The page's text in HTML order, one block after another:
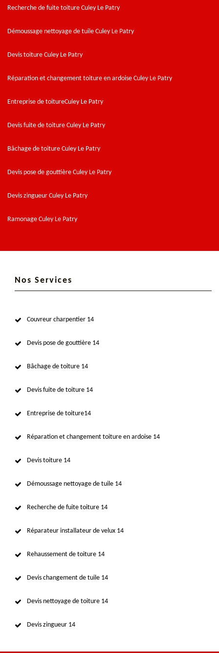
Recherche de fuite toiture Culey Le Patry
Démoussage nettoyage de tuile Culey Le Patry
Devis toiture Culey Le Patry
Réparation et changement toiture en ardoise Culey Le Patry
Entreprise de toitureCuley Le Patry
Devis fuite de toiture Culey Le Patry
Bâchage de toiture Culey Le Patry
Devis pose de gouttière Culey Le Patry
Devis zingueur Culey Le Patry
Ramonage Culey Le Patry
Nos Services
Couvreur charpentier 14
Devis pose de gouttière 14
Bâchage de toiture 14
Devis fuite de toiture 14
Entreprise de toiture14
Réparation et changement toiture en ardoise 14
Devis toiture 14
Démoussage nettoyage de tuile 14
Recherche de fuite toiture 14
Réparateur installateur de velux 14
Rehaussement de toiture 14
Devis changement de tuile 14
Devis nettoyage de toiture 14
Devis zingueur 14